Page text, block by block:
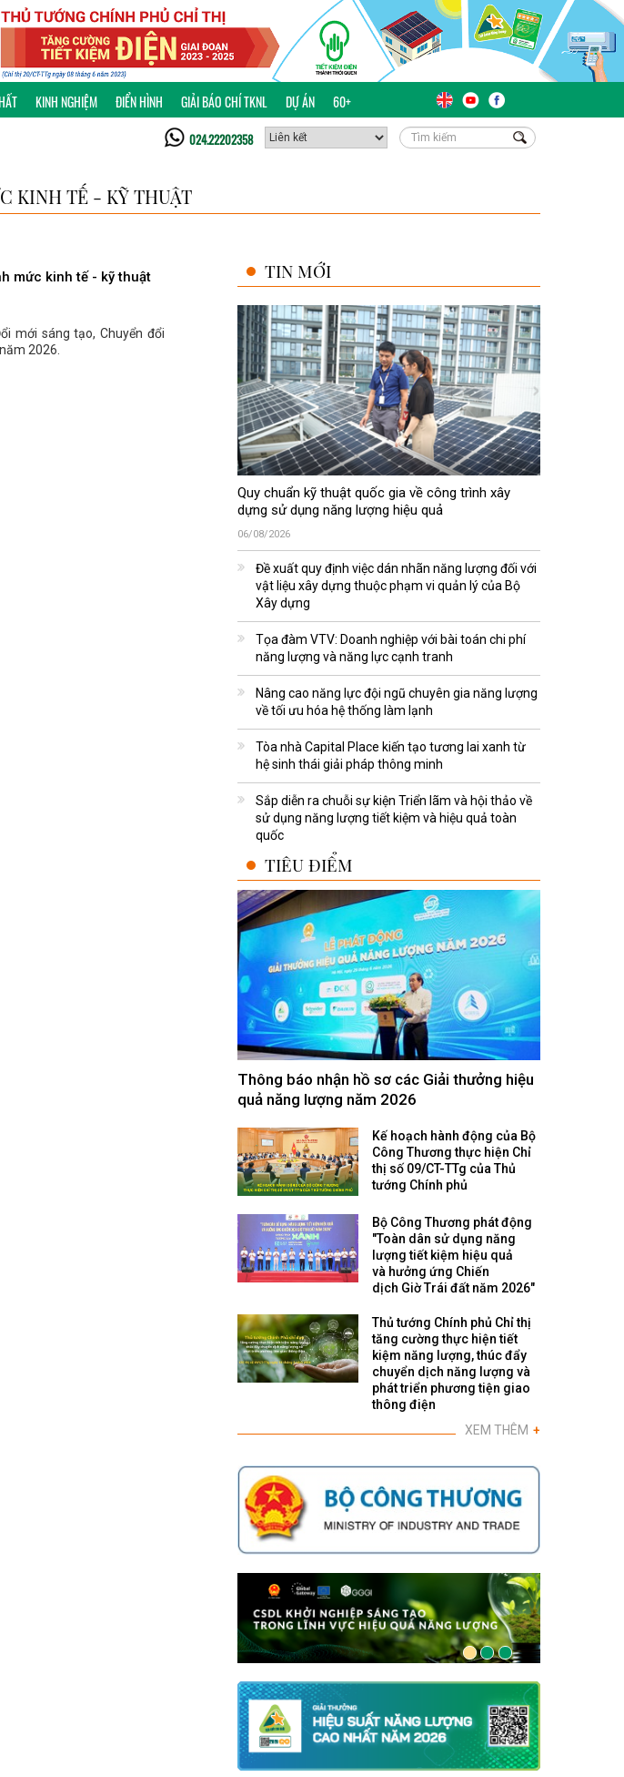
KINH NGHIỆM ĐIỂN HÌNH GIẢI BÁO CHÍ TKNL DỰ ÁN 60+
024.22202358
KINH TẾ - KỸ THUẬT
mức kinh tế - kỹ thuật
mới sáng tạo, Chuyển đổi
2026.
TIN MỚI
Quy chuẩn kỹ thuật quốc gia về công trình xây
dựng sử dụng năng lượng hiệu quả
06/08/2026
Đề xuất quy định việc dán nhãn năng lượng đối với
vật liệu xây dựng thuộc phạm vi quản lý của Bộ
Xây dựng
Tọa đàm VTV: Doanh nghiệp với bài toán chi phí
năng lượng và năng lực cạnh tranh
Nâng cao năng lực đội ngũ chuyên gia năng lượng
về tối ưu hóa hệ thống làm lạnh
Tòa nhà Capital Place kiến tạo tương lai xanh từ
hệ sinh thái giải pháp thông minh
Sắp diễn ra chuỗi sự kiện Triển lãm và hội thảo về
sử dụng năng lượng tiết kiệm và hiệu quả toàn
quốc
TIÊU ĐIỂM
Thông báo nhận hồ sơ các Giải thưởng hiệu
quả năng lượng năm 2026
Kế hoạch hành động của Bộ
Công Thương thực hiện Chỉ
thị số 09/CT-TTg của Thủ
tướng Chính phủ
Bộ Công Thương phát động
"Toàn dân sử dụng năng
lượng tiết kiệm hiệu quả
và hưởng ứng Chiến
dịch Giờ Trái đất năm 2026"
Thủ tướng Chính phủ Chỉ thị
tăng cường thực hiện tiết
kiệm năng lượng, thúc đẩy
chuyển dịch năng lượng và
phát triển phương tiện giao
thông điện
XEM THÊM +